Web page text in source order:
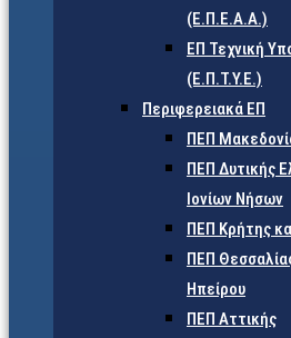
(Ε.Π.Ε.Α.Α.)
ΕΠ Τεχνική
(Ε.Π.Τ.Υ.Ε.)
Περιφερειακά ΕΠ
ΠΕΠ
ΠΕΠ Δυτικής
Ιονίων Νήσων
ΠΕΠ Κρήτης
ΠΕΠ
Ηπείρου
ΠΕΠ Αττικής